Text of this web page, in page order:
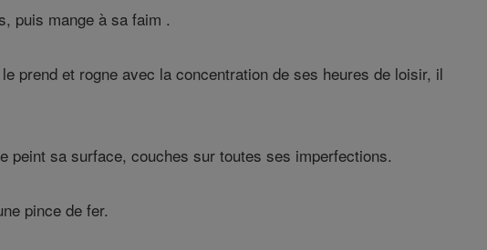
puis mange à sa faim .
prend et rogne avec la concentration de ses heures de loisir, il
sa surface, couches sur toutes ses imperfections.
pince de fer.